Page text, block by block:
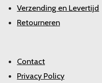
Verzending en Levertijd
Retourneren
Contact
Privacy Policy